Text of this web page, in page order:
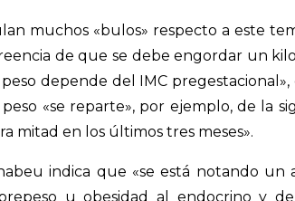
muchos «bulos» respecto a este
de que se debe engordar un
depende del IMC
«se reparte», por ejemplo, de la
mitad en los últimos tres meses».
indica que «se está notando un
u obesidad al endocrino y de